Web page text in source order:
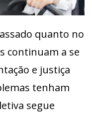
quanto no
continuam a se
e justiça
tenham
segue